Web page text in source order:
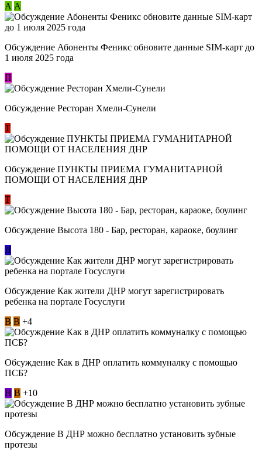
А А
Обсуждение Абоненты Феникс обновите данные SIM-карт до
1 июля 2025 года
П
Обсуждение Ресторан Хмели-Сунели
Т
Обсуждение ​ПУНКТЫ ПРИЕМА ГУМАНИТАРНОЙ
ПОМОЩИ ОТ НАСЕЛЕНИЯ ДНР
Т
Обсуждение Высота 180 - Бар, ресторан, караоке, боулинг
Л
Обсуждение Как жители ДНР могут зарегистрировать
ребенка на портале Госуслуги
В В +4
Обсуждение Как в ДНР оплатить коммуналку с помощью
ПСБ?
Н В +10
Обсуждение В ДНР можно бесплатно установить зубные
протезы